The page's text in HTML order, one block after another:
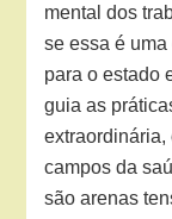
mental dos
se essa é
para o estado
guia as
extraordinária,
campos da
são arenas